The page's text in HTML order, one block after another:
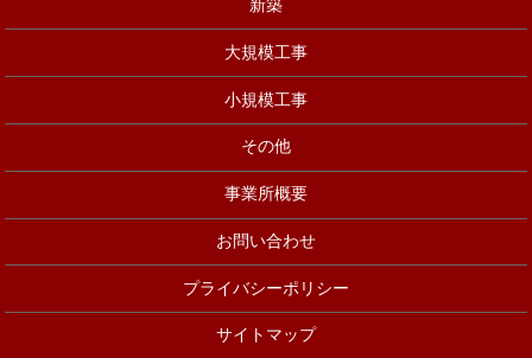
新築
大規模工事
小規模工事
その他
事業所概要
お問い合わせ
プライバシーポリシー
サイトマップ